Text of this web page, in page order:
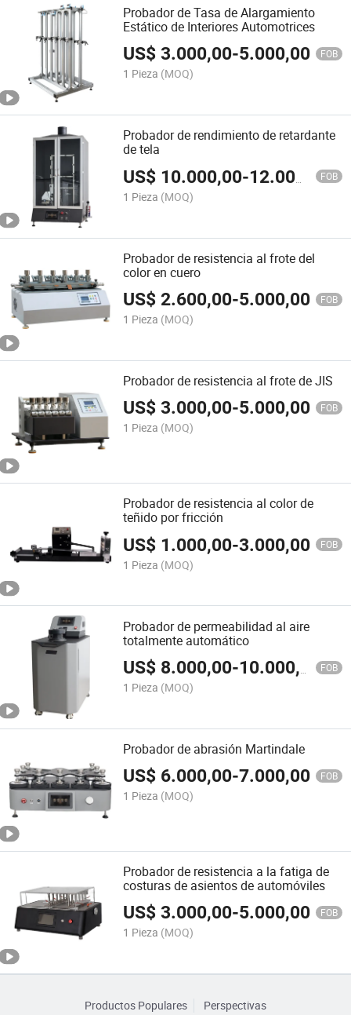
Probador de Tasa de Alargamiento
Estático de Interiores Automotrices
US$3.000,00-5.000,00 FOB
1 Pieza (MOQ)
Probador de rendimiento de retardante
de tela
US$ 10.000,00-12.000,00 FOB
1 Pieza (MOQ)
Probador de resistencia al frote del
color en cuero
US$2.600,00-5.000,00 FOB
1 Pieza (MOQ)
Probador de resistencia al frote de JIS
US$3.000,00-5.000,00 FOB
1 Pieza (MOQ)
Probador de resistencia al color de
teñido por fricción
US$ 1.000,00-3.000,00 FOB
1 Pieza (MOQ)
Probador de permeabilidad al aire
totalmente automático
US$ 8.000,00-10.000,00 FOB
1 Pieza (MOQ)
Probador de abrasión Martindale
US$ 6.000,00-7.000,00 FOB
1 Pieza (MOQ)
Probador de resistencia a la fatiga de
costuras de asientos de automóviles
US$3.000,00-5.000,00 FOB
1 Pieza (MOQ)
Productos Populares Perspectivas